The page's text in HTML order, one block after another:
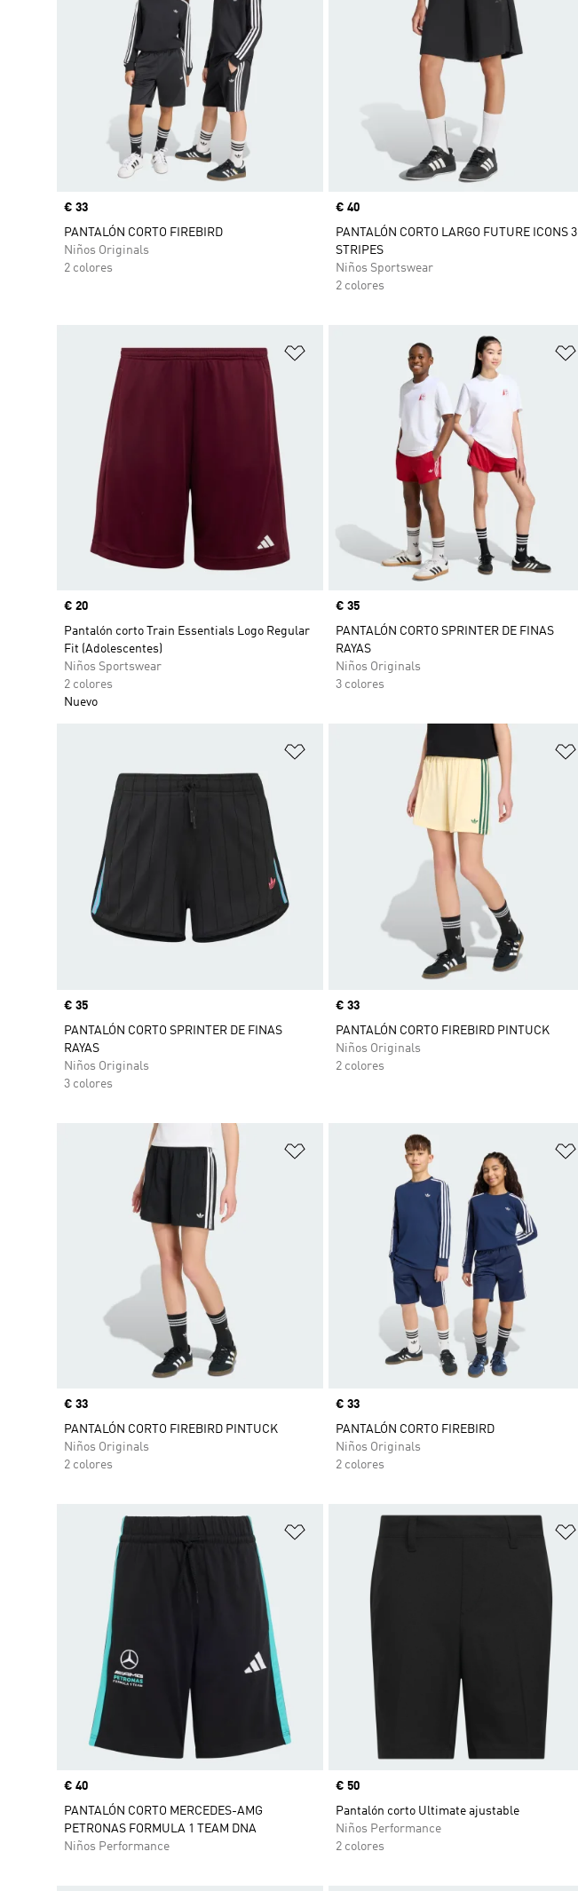
Precio
€ 33
PANTALÓN CORTO FIREBIRD
Niños Originals
2 colores
Precio
€ 40
PANTALÓN CORTO LARGO FUTURE ICONS 3
STRIPES
Niños Sportswear
2 colores
Añadir a la lista de deseos
Precio
€ 20
Pantalón corto Train Essentials Logo Regular
Fit (Adolescentes)
Niños Sportswear
2 colores
Nuevo
Precio
€ 35
PANTALÓN CORTO SPRINTER DE FINAS
RAYAS
Niños Originals
3 colores
Añadir a la lista de deseos
Precio
€ 35
PANTALÓN CORTO SPRINTER DE FINAS
RAYAS
Niños Originals
3 colores
Precio
€ 33
PANTALÓN CORTO FIREBIRD PINTUCK
Niños Originals
2 colores
Añadir a la lista de deseos
Precio
€ 33
PANTALÓN CORTO FIREBIRD PINTUCK
Niños Originals
2 colores
Precio
€ 33
PANTALÓN CORTO FIREBIRD
Niños Originals
2 colores
Añadir a la lista de deseos
Precio
€ 40
PANTALÓN CORTO MERCEDES-AMG
PETRONAS FORMULA 1 TEAM DNA
Niños Performance
Precio
€ 50
Pantalón corto Ultimate ajustable
Niños Performance
2 colores